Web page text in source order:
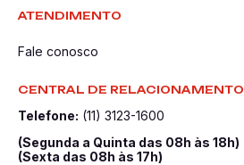
ATENDIMENTO
Fale conosco
CENTRAL DE RELACIONAMENTO
Telefone: (11) 3123-1600
(Segunda a Quinta das 08h às 18h)
(Sexta das 08h às 17h)